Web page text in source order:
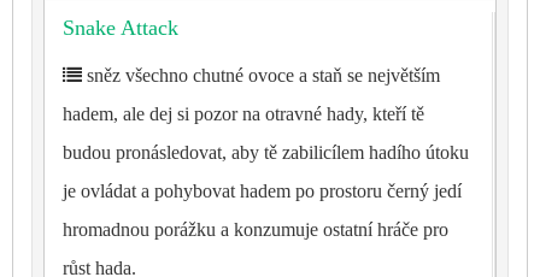
Snake Attack
sněz všechno chutné ovoce a staň se největším
hadem, ale dej si pozor na otravné hady, kteří tě
budou pronásledovat, aby tě zabilicílem hadího útoku
je ovládat a pohybovat hadem po prostoru černý jedí
hromadnou porážku a konzumuje ostatní hráče pro
růst hada.